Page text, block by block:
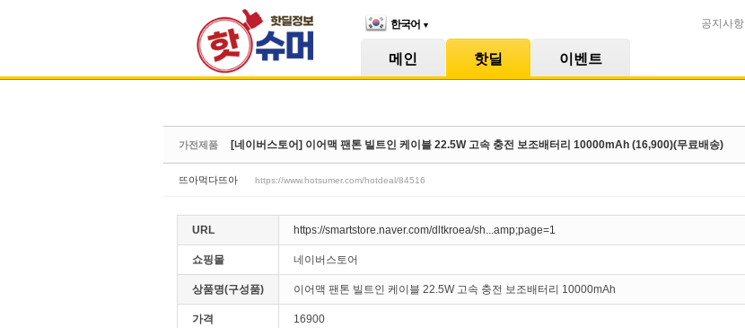
한국어 ▼ 공지사항
메인 핫딜 이벤트
가전제품 [네이버스토어] 이어맥 팬톤 빌트인 케이블 22.5W 고속 충전 보조배터리 10000mAh (16,900)(무료배송)
뜨아먹다뜨아 https://www.hotsumer.com/hotdeal/84516
URL https://smartstore.naver.com/dltkroea/sh...amp;page=1
쇼핑몰 네이버스토어
상품명(구성품) 이어맥 팬톤 빌트인 케이블 22.5W 고속 충전 보조배터리 10000mAh
가격 16900
Sketchbook5, 스케치북5
Sketchbook5, 스케치북5